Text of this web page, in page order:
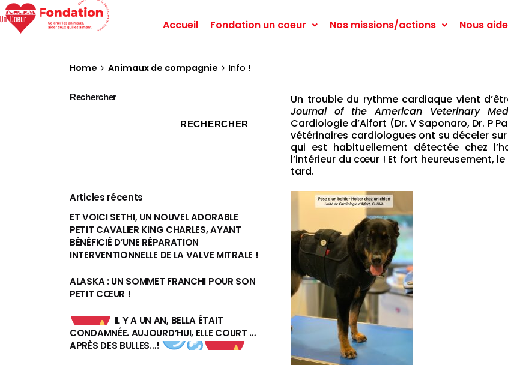
Accueil Fondation un coeur Nos missions/actions Nous
Home Animaux de compagnie Info !
Rechercher
RECHERCHER
Articles récents
ET VOICI SETHI, UN NOUVEL ADORABLE
PETIT CAVALIER KING CHARLES, AYANT
BÉNÉFICIÉ D’UNE RÉPARATION
INTERVENTIONNELLE DE LA VALVE MITRALE !
ALASKA : UN SOMMET FRANCHI POUR SON
PETIT CŒUR !
IL Y A UN AN, BELLA ÉTAIT
CONDAMNÉE. AUJOURD’HUI, ELLE COURT …
APRÈS DES BULLES…!
Un trouble du rythme cardiaque vient
Journal of the American Veterinary
Cardiologie d’Alfort (Dr. V Saponaro, Dr. P
vétérinaires cardiologues ont su déceler
qui est habituellement détectée chez
l’intérieur du cœur ! Et fort heureusement,
tard.